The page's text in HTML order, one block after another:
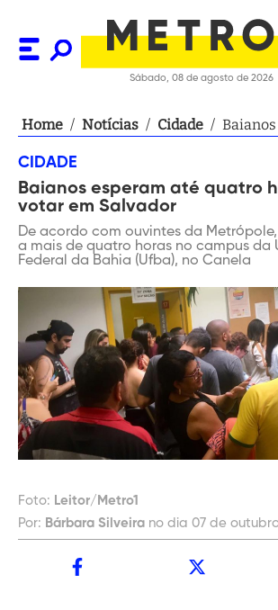
Sábado, 08 de agosto de 2026
Home / Notícias / Cidade /
CIDADE
Baianos esperam até quatro
votar em Salvador
De acordo com ouvintes da
a mais de quatro horas no campus da
Federal da Bahia (Ufba), no Canela
Foto: Leitor/Metro1
Por: Bárbara Silveira no dia 07 de